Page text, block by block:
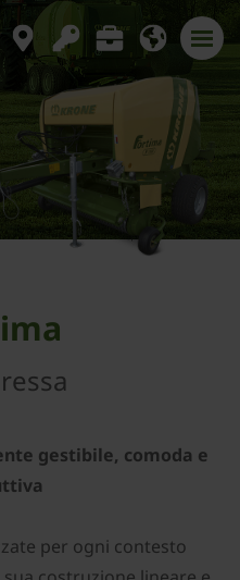
gestibile, comoda e
per ogni contesto